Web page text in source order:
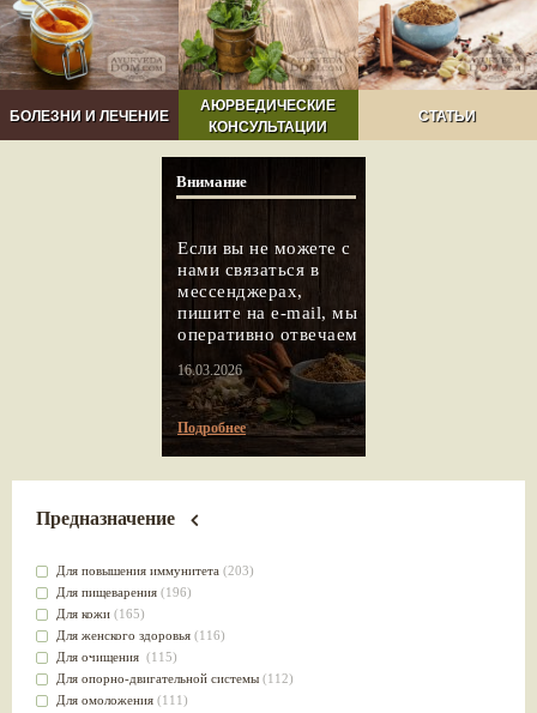
БОЛЕЗНИ И ЛЕЧЕНИЕ
АЮРВЕДИЧЕСКИЕ
КОНСУЛЬТАЦИИ
СТАТЬИ
Внимание
Если вы не можете с
нами связаться в
мессенджерах,
пишите на e-mail, мы
оперативно отвечаем
16.03.2026
Подробнее
Предназначение
Для повышения иммунитета (203)
Для пищеварения (196)
Для кожи (165)
Для женского здоровья (116)
Для очищения (115)
Для опорно-двигательной системы (112)
Для омоложения (111)